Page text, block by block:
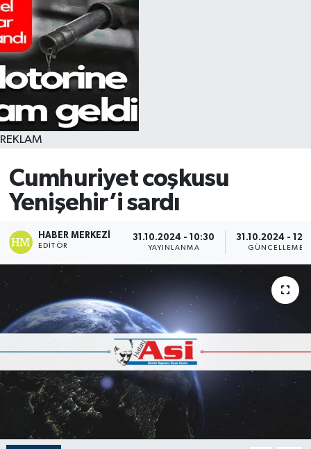
REKLAM
Cumhuriyet coşkusu
Yenişehir’i sardı
HABER MERKEZI
EDITÖR
31.10.2024 - 10:30
YAYINLANMA
31.10.2024 -
GÜNCELLEME